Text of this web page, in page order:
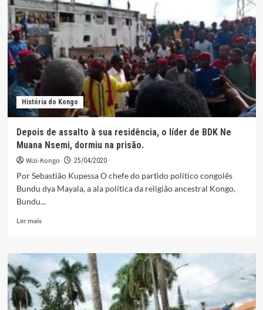
História do Kongo
Depois de assalto à sua residência, o líder de BDK Ne
Muana Nsemi, dormiu na prisão.
Wizi-Kongo 25/04/2020
Por Sebastião Kupessa O chefe do partido político congolês
Bundu dya Mayala, a ala política da religião ancestral Kongo,
Bundu...
Ler maisLeia
Depois
assalto
à
sua
residência,